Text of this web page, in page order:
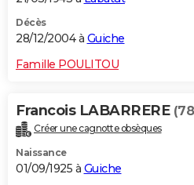
Décès
28/12/2004 à Guiche
Famille POULITOU
Francois LABARRERE
Créer une cagnotte obsèques
Naissance
01/09/1925 à Guiche